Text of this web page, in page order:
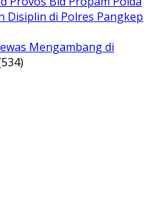
Disiplin di Polres Pangkep
Mengambang di